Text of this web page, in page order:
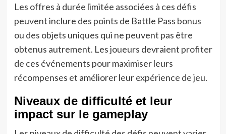
Les offres à durée limitée associées à ces défis
peuvent inclure des points de Battle Pass bonus
ou des objets uniques qui ne peuvent pas être
obtenus autrement. Les joueurs devraient profiter
de ces événements pour maximiser leurs
récompenses et améliorer leur expérience de jeu.
Niveaux de difficulté et leur
impact sur le gameplay